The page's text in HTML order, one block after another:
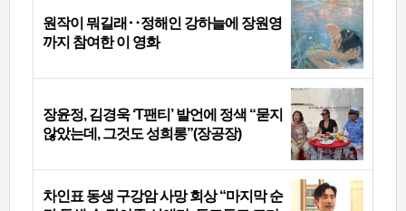
원작이 뭐길래‥정해인 강하늘에 장원영
까지 참여한 이 영화
장윤정, 김경욱 ‘T팬티’ 발언에 정색 “묻지
않았는데, 그것도 성희롱”(장공장)
차인표 동생 구강암 사망 회상 “마지막 순